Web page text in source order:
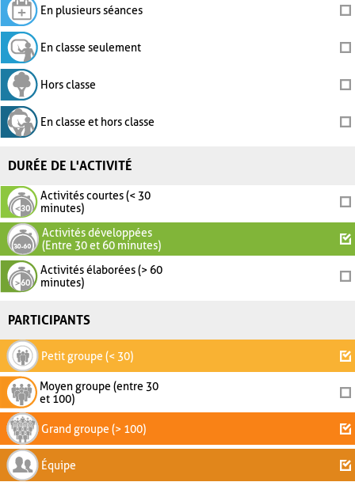
En plusieurs séances
En classe seulement
Hors classe
En classe et hors classe
DURÉE DE L'ACTIVITÉ
Activités courtes (< 30
minutes)
Activités développées
(Entre 30 et 60 minutes)
Activités élaborées (> 60
minutes)
PARTICIPANTS
Petit groupe (< 30)
Moyen groupe (entre 30
et 100)
Grand groupe (> 100)
Équipe